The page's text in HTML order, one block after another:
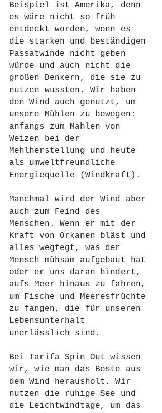
Beispiel ist Amerika, denn
es wäre nicht so früh
entdeckt worden, wenn es
die starken und beständigen
Passatwinde nicht geben
würde und auch nicht die
großen Denkern, die sie zu
nutzen wussten. Wir haben
den Wind auch genutzt, um
unsere Mühlen zu bewegen:
anfangs zum Mahlen von
Weizen bei der
Mehlherstellung und heute
als umweltfreundliche
Energiequelle (Windkraft).
Manchmal wird der Wind aber
auch zum Feind des
Menschen. Wenn er mit der
Kraft von Orkanen bläst und
alles wegfegt, was der
Mensch mühsam aufgebaut hat
oder er uns daran hindert,
aufs Meer hinaus zu fahren,
um Fische und Meeresfrüchte
zu fangen, die für unseren
Lebensunterhalt
unerlässlich sind.
Bei Tarifa Spin Out wissen
wir, wie man das Beste aus
dem Wind herausholt. Wir
nutzen die ruhige See und
die Leichtwindtage, um das